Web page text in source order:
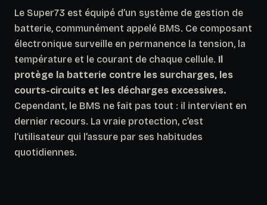
Le Super73 est équipé d’un système de gestion de
batterie, communément appelé BMS. Ce composant
électronique surveille en permanence la tension, la
température et le courant de chaque cellule. Il
protège la batterie contre les surcharges, les
courts-circuits et les décharges excessives.
Cependant, le BMS ne fait pas tout : il intervient en
dernier recours. La vraie protection, c’est
l’utilisateur qui l’assure par ses habitudes
quotidiennes.